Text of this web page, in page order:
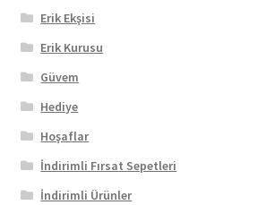
Erik Ekşisi
Erik Kurusu
Güvem
Hediye
Hoşaflar
İndirimli Fırsat Sepetleri
İndirimli Ürünler